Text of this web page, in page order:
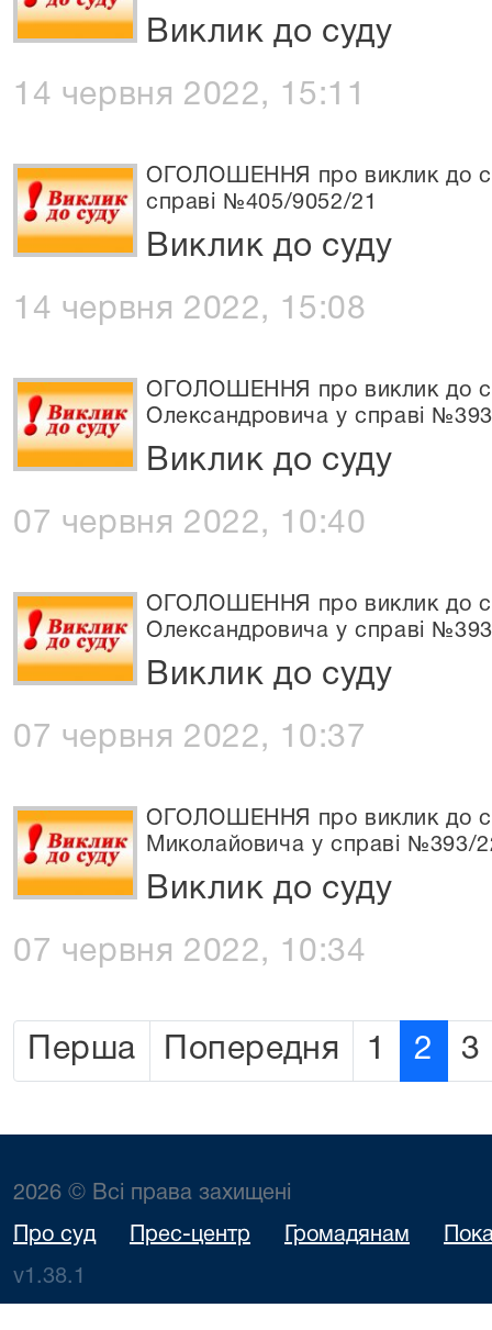
Виклик до суду
14 червня 2022, 15:11
ОГОЛОШЕННЯ про виклик до
справі №405/9052/21
Виклик до суду
14 червня 2022, 15:08
ОГОЛОШЕННЯ про виклик до
Олександровича у справі
Виклик до суду
07 червня 2022, 10:40
ОГОЛОШЕННЯ про виклик до
Олександровича у справі
Виклик до суду
07 червня 2022, 10:37
ОГОЛОШЕННЯ про виклик до
Миколайовича у справі №393/
Виклик до суду
07 червня 2022, 10:34
Перша Попередня 1 2 3
2026 © Всі права захищені
Про суд Прес-центр Громадянам
v1.38.1